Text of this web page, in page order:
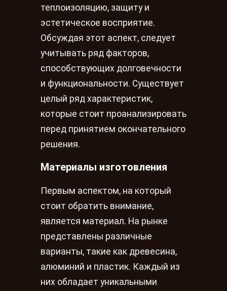
теплоизоляцию, защиту и
эстетическое восприятие.
Обсуждая этот аспект, следует
учитывать ряд факторов,
способствующих долговечности
и функциональности. Существует
целый ряд характеристик,
которые стоит проанализировать
перед принятием окончательного
решения.
Материалы изготовления
Первым аспектом, на который
стоит обратить внимание,
является материал. На рынке
представлены различные
варианты, такие как древесина,
алюминий и пластик. Каждый из
них обладает уникальными